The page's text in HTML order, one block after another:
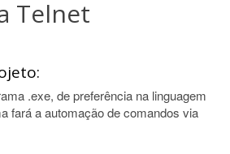
Telnet
.exe, de preferência na linguagem
fará a automação de comandos via